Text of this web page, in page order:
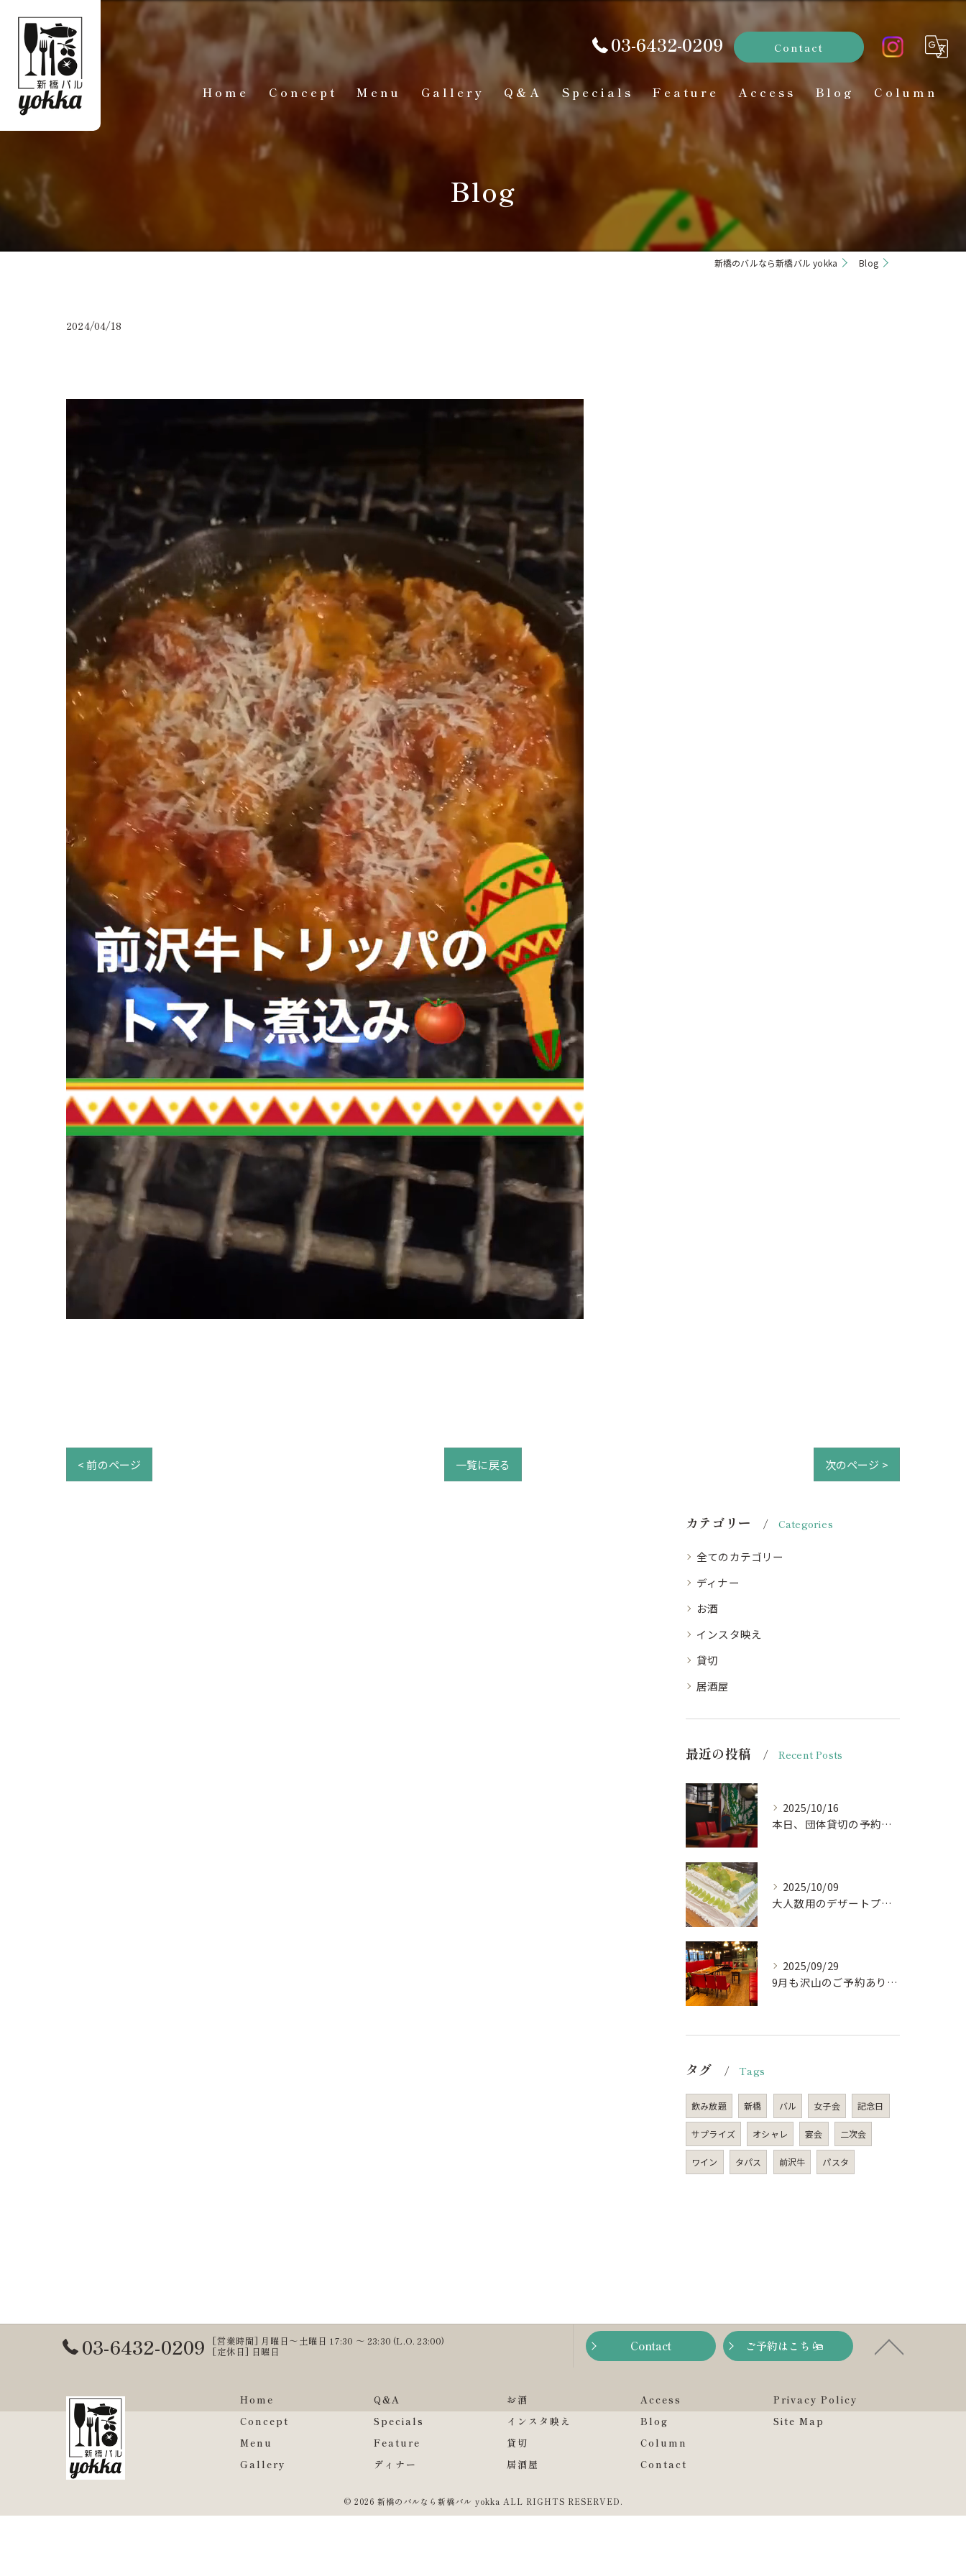
03-6432-0209 Contact
Home Concept Menu Gallery Q&A Specials Feature
ディナー
インスタ映え
貸切
Access Blog Column
Blog
新橋のバルなら新橋バル yokka Blog
2024/04/18
< 前のページ 一覧に戻る 次のページ >
カテゴリー Categories
全てのカテゴリー
ディナー
お酒
インスタ映え
貸切
居酒屋
最近の投稿 Recent Posts
2025/10/16
本日、団体貸切の予約がキャンセルになりお席がほぼ空いておりま...
2025/10/09
大人数用のデザートプレート🍰🎂
2025/09/29
9月も沢山のご予約ありがとうございました。
タグ Tags
飲み放題 新橋 バル 女子会 記念日
サプライズ オシャレ 宴会 二次会
ワイン タパス 前沢牛 パスタ
03-6432-0209 [営業時間] 月曜日～土曜日 17:30 ～ 23:30 (L.O. 23:00)
[定休日] 日曜日 Contact ご予約はこちら
Home
Concept
Menu
Gallery
Q&A
Specials
Feature
ディナー
お酒
インスタ映え
貸切
居酒屋
Access
Blog
Column
Contact
Privacy Policy
Site Map
© 2026 新橋のバルなら新橋バル yokka ALL RIGHTS RESERVED.